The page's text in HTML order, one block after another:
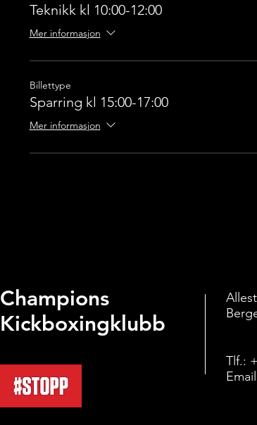
Teknikk kl 10:00-12:00
Mer informasjon
Billettype
Sparring kl 15:00-17:00
Mer informasjon
Champions
Kickboxingklubb
Tlf.: